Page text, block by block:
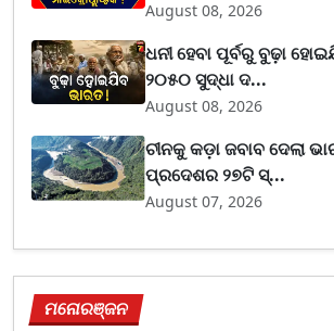
August 08, 2026
ଧନୀ ହେବା ପୂର୍ବରୁ ବୁଢ଼ା
୨୦୫୦ ସୁଦ୍ଧା ଦ...
August 08, 2026
ଚୀନକୁ କଡ଼ା ଜବାବ ଦେଲା
ପ୍ରଦେଶର ୨୭ଟି ସ୍...
August 07, 2026
ମନୋରଞ୍ଜନ